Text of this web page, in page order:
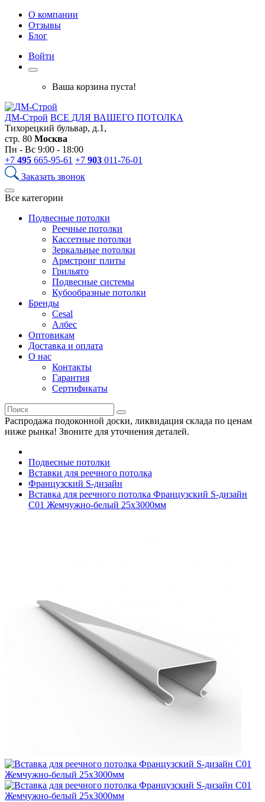
О компании
Отзывы
Блог
Войти
Ваша корзина пуста!
ДМ-Строй ВСЕ ДЛЯ ВАШЕГО ПОТОЛКА
Тихорецкий бульвар, д.1,
стр. 80 Москва
Пн - Вс 9:00 - 18:00
+7 495 665-95-61 +7 903 011-76-01
Заказать звонок
Все категории
Подвесные потолки
Реечные потолки
Кассетные потолки
Зеркальные потолки
Армстронг плиты
Грильято
Подвесные системы
Кубообразные потолки
Бренды
Cesal
Албес
Оптовикам
Доставка и оплата
О нас
Контакты
Гарантия
Сертификаты
Распродажа подоконной доски, ликвидация склада по ценам
ниже рынка! Звоните для уточнения деталей.
Подвесные потолки
Вставки для реечного потолка
Французский S-дизайн
Вставка для реечного потолка Французский S-дизайн
С01 Жемчужно-белый 25х3000мм